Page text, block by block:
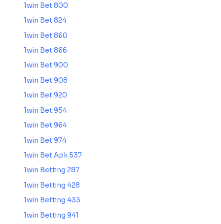
1win Bet 800
1win Bet 824
1win Bet 860
1win Bet 866
1win Bet 900
1win Bet 908
1win Bet 920
1win Bet 954
1win Bet 964
1win Bet 974
1win Bet Apk 537
1win Betting 287
1win Betting 428
1win Betting 433
1win Betting 941